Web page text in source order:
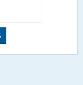
que ce soient les